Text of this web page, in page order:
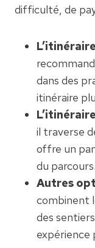
difficulté, de
dans des
itinéraire
il traverse
offre un
du parcours.
Autres
combinent
des
expérience